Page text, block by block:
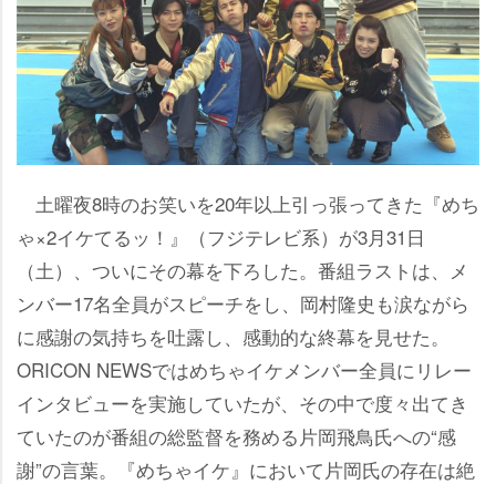
土曜夜8時のお笑いを20年以上引っ張ってきた『めち
ゃ×2イケてるッ！』（フジテレビ系）が3月31日
（土）、ついにその幕を下ろした。番組ラストは、メ
ンバー17名全員がスピーチをし、岡村隆史も涙ながら
に感謝の気持ちを吐露し、感動的な終幕を見せた。
ORICON NEWSではめちゃイケメンバー全員にリレー
インタビューを実施していたが、その中で度々出てき
ていたのが番組の総監督を務める片岡飛鳥氏への“感
謝”の言葉。『めちゃイケ』において片岡氏の存在は絶